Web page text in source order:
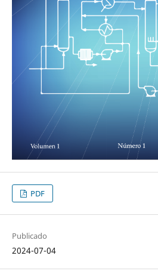
PDF
Publicado
2024-07-04